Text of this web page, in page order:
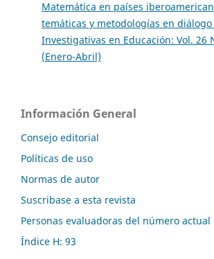
Matemática en países
temáticas y metodologías en diálogo
Investigativas en Educación: Vol. 26
(Enero-Abril)
Información General
Consejo editorial
Políticas de uso
Normas de autor
Suscribase a esta revista
Personas evaluadoras del número actual
Índice H: 93